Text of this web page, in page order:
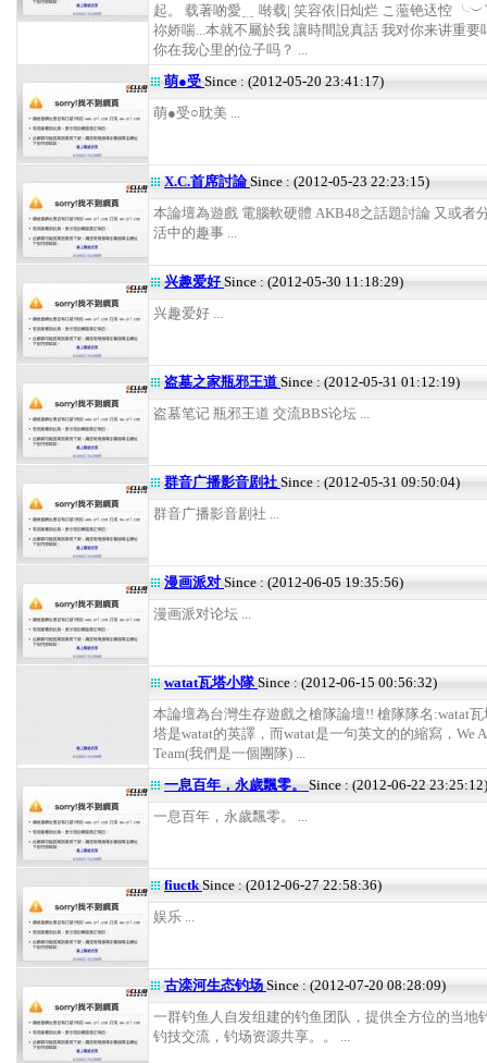
起。 载著啲愛﹎ 啭载| 笑容依旧灿烂 こ蘫铯迗悾
祢娇喘...本就不屬於我 讓時間說真話 我对你来讲重要
你在我心里的位子吗？ ...
萌●受 Since : (2012-05-20 23:41:17)
萌●受○耽美 ...
X.C.首席討論Since : (2012-05-23 22:23:15)
本論壇為遊戲 電腦軟硬體 AKB48之話題討論 又或者
活中的趣事 ...
兴趣爱好Since : (2012-05-30 11:18:29)
兴趣爱好 ...
盗墓之家瓶邪王道Since : (2012-05-31 01:12:19)
盗墓笔记 瓶邪王道 交流BBS论坛 ...
群音广播影音剧社Since : (2012-05-31 09:50:04)
群音广播影音剧社 ...
漫画派对 Since : (2012-06-05 19:35:56)
漫画派对论坛 ...
watat瓦塔小隊Since : (2012-06-15 00:56:32)
本論壇為台灣生存遊戲之槍隊論壇!! 槍隊隊名:watat
塔是watat的英譯，而watat是一句英文的的縮寫，We
Team(我們是一個團隊) ...
一息百年，永歲飄零。 Since : (2012-06-22 23:25:12)
一息百年，永歲飄零。 ...
fiuctkSince : (2012-06-27 22:58:36)
娱乐 ...
古滦河生态钓场 Since : (2012-07-20 08:28:09)
一群钓鱼人自发组建的钓鱼团队，提供全方位的当地
钓技交流，钓场资源共享。。 ...